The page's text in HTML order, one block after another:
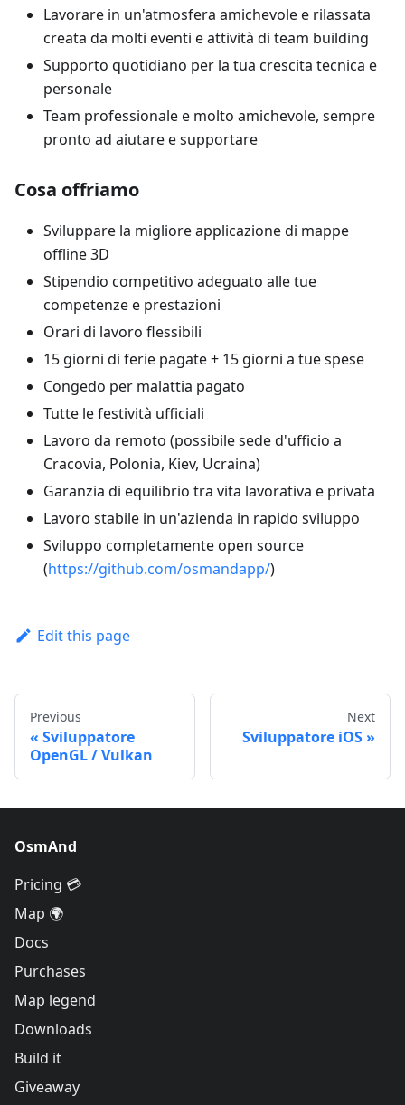
Lavorare in un'atmosfera amichevole e rilassata
creata da molti eventi e attività di team building
Supporto quotidiano per la tua crescita tecnica e
personale
Team professionale e molto amichevole, sempre
pronto ad aiutare e supportare
Cosa offriamo
Sviluppare la migliore applicazione di mappe
offline 3D
Stipendio competitivo adeguato alle tue
competenze e prestazioni
Orari di lavoro flessibili
15 giorni di ferie pagate + 15 giorni a tue spese
Congedo per malattia pagato
Tutte le festività ufficiali
Lavoro da remoto (possibile sede d'ufficio a
Cracovia, Polonia, Kiev, Ucraina)
Garanzia di equilibrio tra vita lavorativa e privata
Lavoro stabile in un'azienda in rapido sviluppo
Sviluppo completamente open source
(https://github.com/osmandapp/)
Edit this page
Previous
Sviluppatore
OpenGL / Vulkan
Next
Sviluppatore iOS
OsmAnd
Pricing 💳
Map 🌍
Docs
Purchases
Map legend
Downloads
Build it
Giveaway